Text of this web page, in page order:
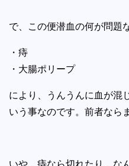
で、この便潜血の何が問題
・痔
・大腸ポリープ
により、うんうんに血が混
いう事なのです。前者なら
いや、痔なら切れたり、な